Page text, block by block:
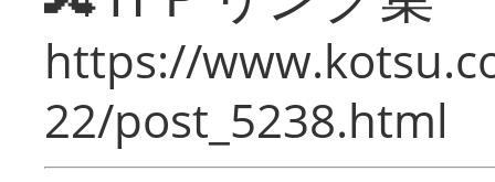
https://
22/post_5238.html